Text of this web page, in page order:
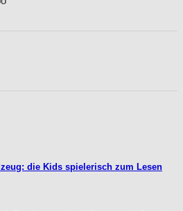
die Kids spielerisch zum Lesen